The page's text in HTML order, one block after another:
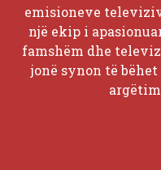
emisioneve
një ekip i
famshëm dhe
jonë synon të